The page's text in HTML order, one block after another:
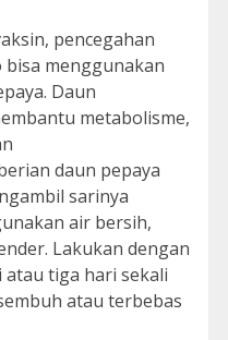
pencegahan
menggunakan
Daun
metabolisme,
daun pepaya
sarinya
air bersih,
Lakukan dengan
tiga hari sekali
atau terbebas